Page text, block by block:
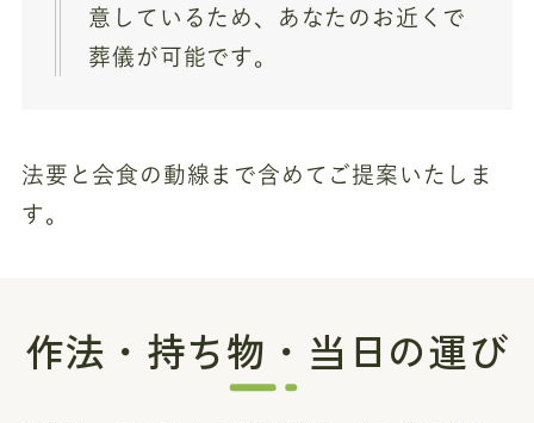
意しているため、あなたのお近くで
葬儀が可能です。
法要と会食の動線まで含めてご提案いたしま
す。
作法・持ち物・当日の運び